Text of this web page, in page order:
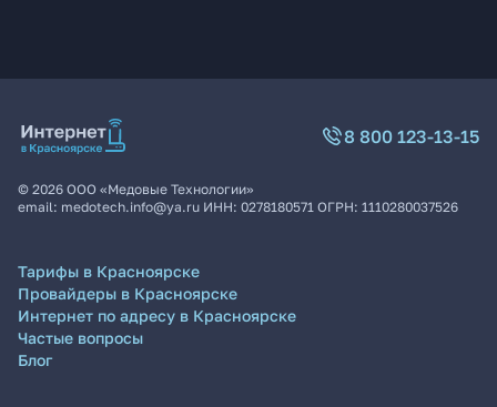
8 800 123-13-15
© 2026 ООО «Медовые Технологии»
email: medotech.info@ya.ru ИНН: 0278180571 ОГРН: 1110280037526
Тарифы в Красноярске
Провайдеры в Красноярске
Интернет по адресу в Красноярске
Частые вопросы
Блог